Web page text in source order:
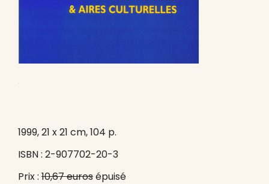
1999, 21 x 21 cm, 104 p.
ISBN : 2-907702-20-3
Prix : 10,67 eurosépuisé